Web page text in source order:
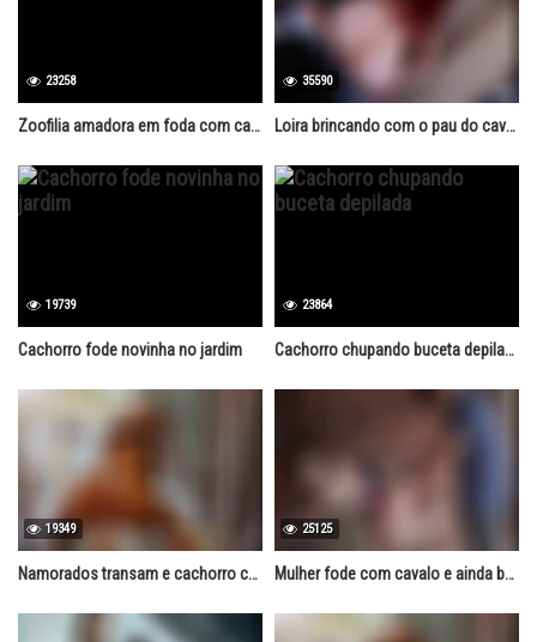
23258
Zoofilia amadora em foda com cachorro
35590
Loira brincando com o pau do cavalo na buceta
19739
Cachorro fode novinha no jardim
23864
Cachorro chupando buceta depilada
19349
Namorados transam e cachorro chupa buceta da novinha
25125
Mulher fode com cavalo e ainda bebe a leitada